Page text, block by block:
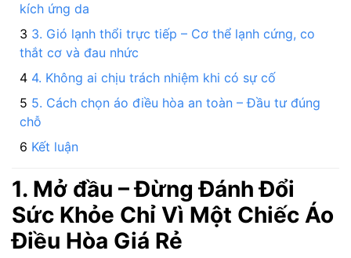
kích ứng da
3. Gió lạnh thổi trực tiếp – Cơ thể lạnh cứng, co
thắt cơ và đau nhức
4. Không ai chịu trách nhiệm khi có sự cố
5. Cách chọn áo điều hòa an toàn – Đầu tư đúng
chỗ
Kết luận
1. Mở đầu – Đừng Đánh Đổi
Sức Khỏe Chỉ Vì Một Chiếc Áo
Điều Hòa Giá Rẻ